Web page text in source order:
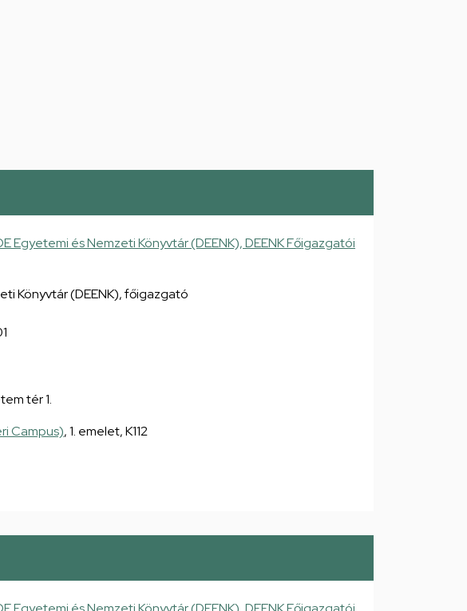
Egyetemi és Nemzeti Könyvtár (DEENK), DEENK Főigazgatói
Könyvtár (DEENK), főigazgató
tér 1.
Campus), 1. emelet, K112